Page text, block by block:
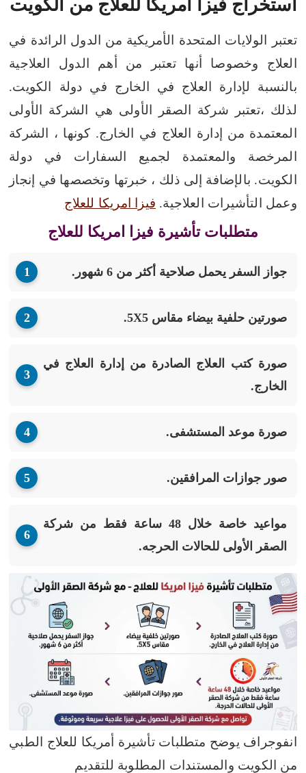
استخراج فيزا امريكا للعلاج من الكويت
تعتبر الولايات المتحدة الأمريكية من الدول الرائدة في
العلاج وخصوصا أنها تعتبر من أهم الدول العلاجية
بالنسبة لإدارة العلاج في الخارج في دولة الكويت.
لذلك ،تعتبر شركة الصقر الأولى هي الشركة الأولى
المعتمدة من إدارة العلاج في الخارج. كونها ، الشركة
المرخصة والمعتمدة لجميع السفارات في دولة
الكويت. بالإضافة إلى ذلك ، خبرتها وتخصصها في إنجاز
وعمل التأشيرات العلاجية. فيزا امريكا للعلاج
متطلبات تأشيرة فيزا امريكا للعلاج
جواز السفر يحمل صلاحية أكثر من 6 شهور.
صورتين حلفية بيضاء مقاس 5X5.
صورة كتب العلاج الصادرة من إدارة العلاج في
الخارج.
صورة موعد المستشفى.
صور جوازات المرافقين.
مواعيد خاصة خلال 48 ساعة فقط من شركة
الصقر الأولى للحالات الحرجه.
انفوجراف يوضح متطلبات تأشيرة أمريكا للعلاج الطبي
من الكويت والمستندات المطلوبة للتقديم